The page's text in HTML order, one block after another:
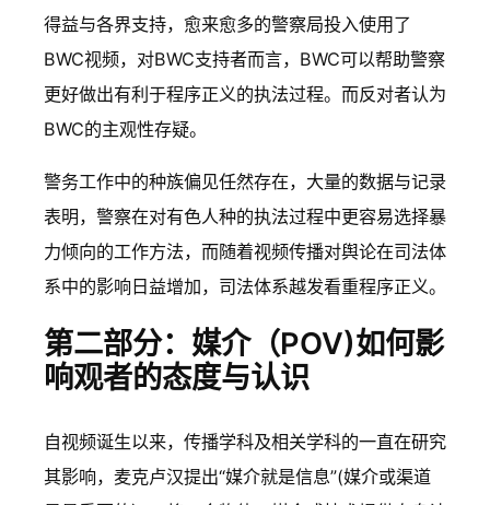
得益与各界支持，愈来愈多的警察局投入使用了
BWC视频，对BWC支持者而言，BWC可以帮助警察
更好做出有利于程序正义的执法过程。而反对者认为
BWC的主观性存疑。
警务工作中的种族偏见任然存在，大量的数据与记录
表明，警察在对有色人种的执法过程中更容易选择暴
力倾向的工作方法，而随着视频传播对舆论在司法体
系中的影响日益增加，司法体系越发看重程序正义。
第二部分：媒介（POV)如何影
响观者的态度与认识
自视频诞生以来，传播学科及相关学科的一直在研究
其影响，麦克卢汉提出“媒介就是信息”(媒介或渠道